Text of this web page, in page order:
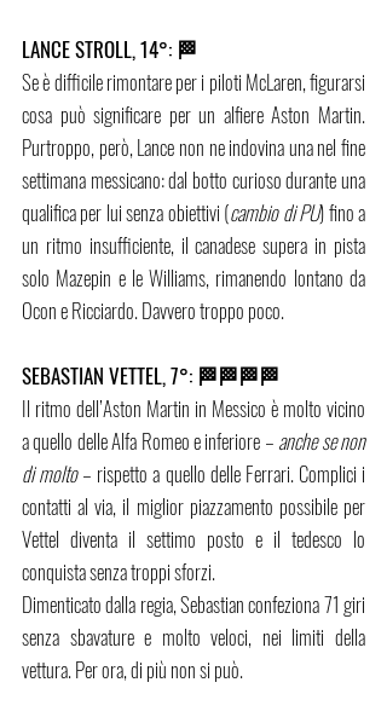
LANCE STROLL, 14°: 🏁
Se è difficile rimontare per i piloti McLaren, figurarsi
cosa può significare per un alfiere Aston Martin.
Purtroppo, però, Lance non ne indovina una nel fine
settimana messicano: dal botto curioso durante una
qualifica per lui senza obiettivi (cambio di PU) fino a
un ritmo insufficiente, il canadese supera in pista
solo Mazepin e le Williams, rimanendo lontano da
Ocon e Ricciardo. Davvero troppo poco.
SEBASTIAN VETTEL, 7°: 🏁🏁🏁🏁
Il ritmo dell’Aston Martin in Messico è molto vicino
a quello delle Alfa Romeo e inferiore – anche se non
di molto – rispetto a quello delle Ferrari. Complici i
contatti al via, il miglior piazzamento possibile per
Vettel diventa il settimo posto e il tedesco lo
conquista senza troppi sforzi.
Dimenticato dalla regia, Sebastian confeziona 71 giri
senza sbavature e molto veloci, nei limiti della
vettura. Per ora, di più non si può.